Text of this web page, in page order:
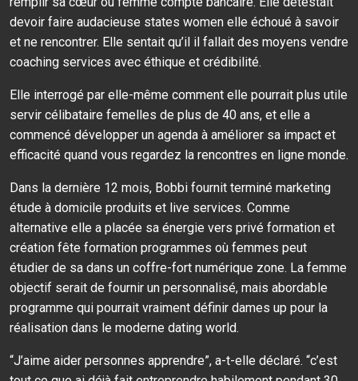
devoir faire audacieuse states women elle échoué à savoir
et ne rencontrer. Elle sentait qu’il il fallait des moyens vendre
coaching services avec éthique et crédibilité.
Elle interrogé par elle-même comment elle pourrait plus utile
servir célibataire femelles de plus de 40 ans, et elle a
commencé développer un agenda à améliorer sa impact et
efficacité quand vous regardez la rencontres en ligne monde.
Dans la dernière 12 mois, Bobbi fournit terminé marketing
étude à domicile produits et live services. Comme
alternative elle a placée sa énergie vers privé formation et
création fête formation programmes où femmes peut
étudier de sa dans un coffre-fort numérique zone. La femme
objectif serait de fournir un personnalisé, mais abordable
programme qui pourrait vraiment définir dames up pour la
réalisation dans le moderne dating world.
“J’aime aider personnes apprendre”, a-t-elle déclaré. “c’est